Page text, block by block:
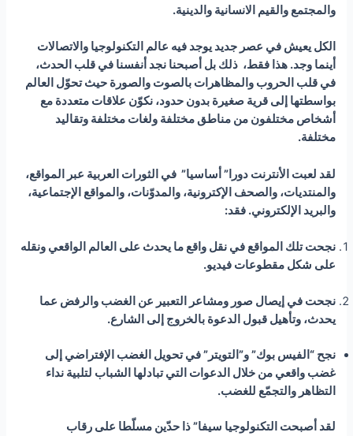
والمجتمع والقيم الانسانية والدينية.
الكل يعيش في عصر جديد يوجد فيه عالم التكنولوجيا والاتصالات
أينما وجد. هذا فقط، ذلك بل أصبحنا نجد أنفسنا في قلب الحدث،
في قلب الحروب والمظاهرات بالصوت والصورة حيث تحوّل العالم
بواسطتها إلى قرية صغيرة بدون حدود، نكوّن علاقات متعددة مع
أشخاص مختلفون من مناطق مختلفة ولغات مختلفة وتقاليد
مختلفة.
لقد لعبت الأنترنت دورا” أساسيا” في الثورات العربية عبر المواقع،
والمنتديات، والصحف الإكترونية، والمدوّنات، والمواقع الإجتماعية،
والبريد الإلكتروني. فقد:
نجحت تلك المواقع في نقل واقع ما يحدث على العالم الواقعي ونقله
على شكل مقطوعات فيديو.
نجحت في إيصال صور ومشاعر التعبير عن الغضب والرفض عما
يحدث، وتأهيل قبول الدعوة بالخروج إلى الشارع.
نجح “الفيس بوك” و”التويتر” في تحويل الغضب الإفتراضي إلى
غضب واقعي من خلال الدعوات التي تبادلها الشباب لتلبية نداء
التظاهر والتجمّع للغضب.
لقد أصبحت التكنولوجيا سيفا” ذا حدّين مسلّطا على رقاب